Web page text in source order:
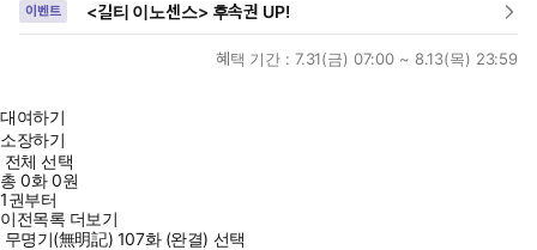
이벤트 <길티 이노센스> 후속권 UP!
혜택 기간 : 7.31(금) 07:00 ~ 8.13(목) 23:59
대여하기
소장하기
전체 선택
총0화0원
1권부터
이전목록 더보기
무명기(無明記) 107화 (완결) 선택